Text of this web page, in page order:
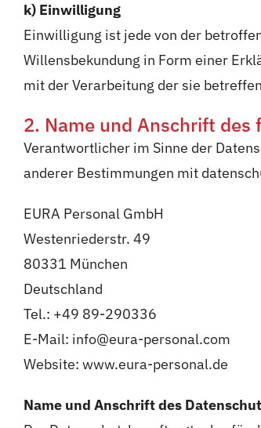
k) Einwilligung
Einwilligung ist jede von der
Willensbekundung in Form einer
mit der Verarbeitung der sie
2. Name und Anschrift
Verantwortlicher im Sinne der
anderer Bestimmungen mit
EURA Personal GmbH
Westenriederstr. 49
80331 München
Deutschland
Tel.: +49 89-290336
E-Mail: info@eura-personal.com
Website: www.eura-personal.de
Name und Anschrift des